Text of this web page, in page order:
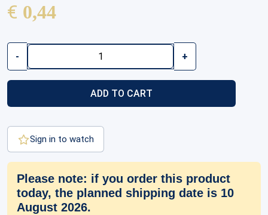
€ 0,44
-
Coin
-
Inner
22.5mm
+
ADD TO CART
Sign in to watch
Please note: if you order this product
today, the planned shipping date is 10
August 2026.